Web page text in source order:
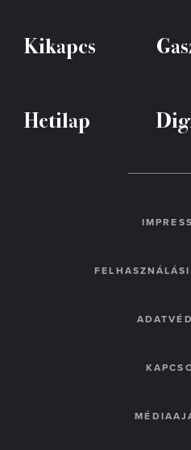
Kikapcs
Hetilap